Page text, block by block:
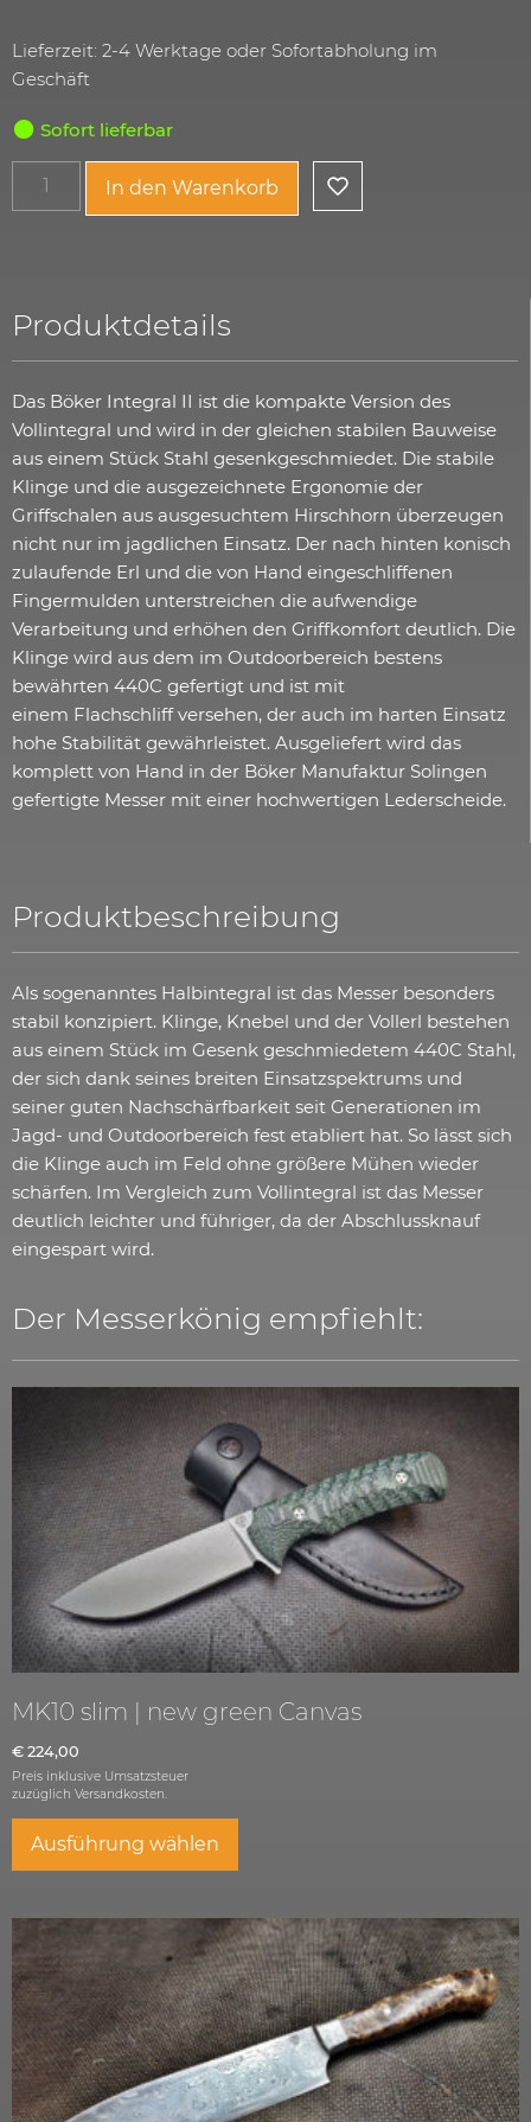
Lieferzeit: 2-4 Werktage oder Sofortabholung im
Geschäft
Sofort lieferbar
In den Warenkorb
Produktdetails
Das Böker Integral II ist die kompakte Version des
Vollintegral und wird in der gleichen stabilen Bauweise
aus einem Stück Stahl gesenkgeschmiedet. Die stabile
Klinge und die ausgezeichnete Ergonomie der
Griffschalen aus ausgesuchtem Hirschhorn überzeugen
nicht nur im jagdlichen Einsatz. Der nach hinten konisch
zulaufende Erl und die von Hand eingeschliffenen
Fingermulden unterstreichen die aufwendige
Verarbeitung und erhöhen den Griffkomfort deutlich. Die
Klinge wird aus dem im Outdoorbereich bestens
bewährten 440C gefertigt und ist mit
einem Flachschliff versehen, der auch im harten Einsatz
hohe Stabilität gewährleistet. Ausgeliefert wird das
komplett von Hand in der Böker Manufaktur Solingen
gefertigte Messer mit einer hochwertigen Lederscheide.
Produktbeschreibung
Als sogenanntes Halbintegral ist das Messer besonders
stabil konzipiert. Klinge, Knebel und der Vollerl bestehen
aus einem Stück im Gesenk geschmiedetem 440C Stahl,
der sich dank seines breiten Einsatzspektrums und
seiner guten Nachschärfbarkeit seit Generationen im
Jagd- und Outdoorbereich fest etabliert hat. So lässt sich
die Klinge auch im Feld ohne größere Mühen wieder
schärfen. Im Vergleich zum Vollintegral ist das Messer
deutlich leichter und führiger, da der Abschlussknauf
eingespart wird.
Der Messerkönig empfiehlt:
MK10 slim | new green Canvas
€ 224,00
Preis inklusive Umsatzsteuer
zuzüglich Versandkosten.
Ausführung wählen